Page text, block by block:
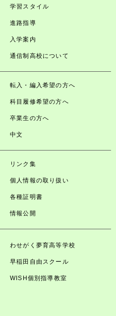
学習スタイル
進路指導
入学案内
通信制高校について
転入・編入希望の方へ
科目履修希望の方へ
卒業生の方へ
中文
リンク集
個人情報の取り扱い
各種証明書
情報公開
わせがく夢育高等学校
早稲田自由スクール
WISH個別指導教室